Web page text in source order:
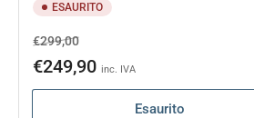
ESAURITO
Prezzo
di
€299,00Prezzo
scontato
€249,90 inc. IVA
Esaurito